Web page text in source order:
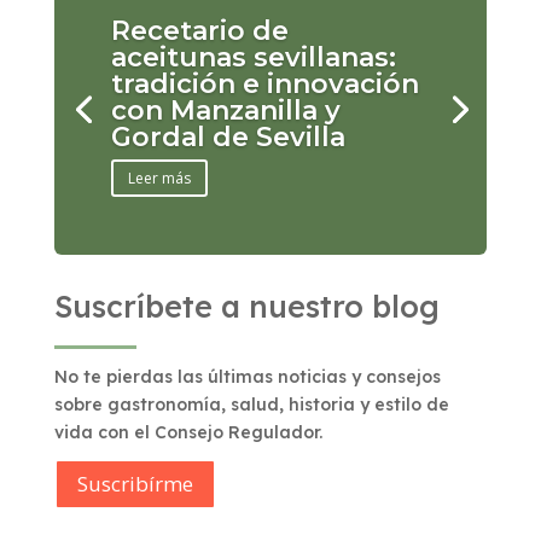
Recetario de
aceitunas sevillanas:
tradición e innovación
con Manzanilla y
Gordal de Sevilla
Leer más
Suscríbete a nuestro blog
No te pierdas las últimas noticias y consejos
sobre gastronomía, salud, historia y estilo de
vida con el Consejo Regulador.
Suscribírme